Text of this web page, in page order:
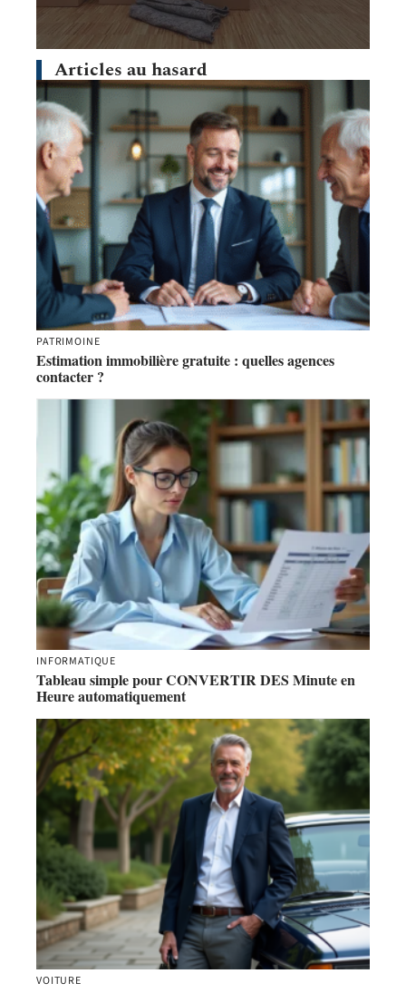
Articles au hasard
PATRIMOINE
Estimation immobilière gratuite : quelles agences
contacter ?
INFORMATIQUE
Tableau simple pour CONVERTIR DES Minute en
Heure automatiquement
VOITURE